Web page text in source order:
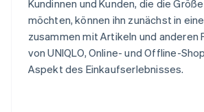
Kundinnen und Kunden, die die
möchten, können ihn zunächst in
zusammen mit Artikeln und anderen
von UNIQLO, Online- und Offline-
Aspekt des Einkaufserlebnisses.